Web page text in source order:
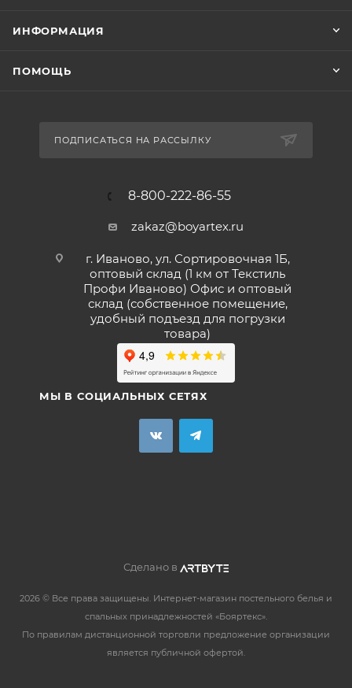
ИНФОРМАЦИЯ
ПОМОЩЬ
ПОДПИСАТЬСЯ НА РАССЫЛКУ
8-800-222-86-55
zakaz@boyartex.ru
г. Иваново, ул. Сортировочная 1Б,
оптовый склад (1 км от Текстиль
Профи Иваново) Офис и оптовый
склад (собственное помещение,
удобный подъезд для погрузки
товара)
МЫ В СОЦИАЛЬНЫХ СЕТЯХ
Сделано в
2026 © Все права защищены. Интернет-магазин постельного белья и
спальных принадлежностей «Бояртекс».
По правилам дистанционной торговли предложение организации
является публичной офертой.